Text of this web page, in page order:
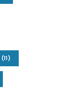
(11)